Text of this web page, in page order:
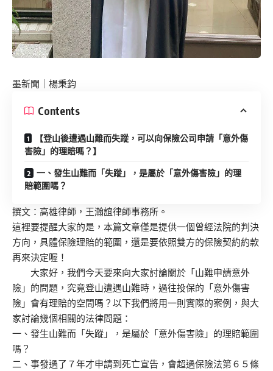
墨新聞 ｜楊秉鈞
Contents
【登山後遭遇山難而失蹤，可以向保險公司申請「意外傷
害險」的理賠嗎？】
一、發生山難而「失蹤」，是屬於「意外傷害險」的理
賠範圍嗎？
撰文：高雄律師，王瀚誼律師事務所。
這裡要提醒大家的是，本篇文章僅是提供一個曾經法院的判決
方向，具體保險理賠的範圍，還是要依照雙方的保險契約約款
再來決定喔！
大家好，我們今天要來向大家討論關於「山難申請意外
險」的問題，究竟登山遭遇山難時，過往投保的「意外傷害
險」會有理賠的空間嗎？以下我們將用一則實際的案例，與大
家討論幾個相關的法律問題：
一、發生山難而「失蹤」，是屬於「意外傷害險」的理賠範圍
嗎？
二、事發過了７年才申請到死亡宣告，會超過保險法第６５條